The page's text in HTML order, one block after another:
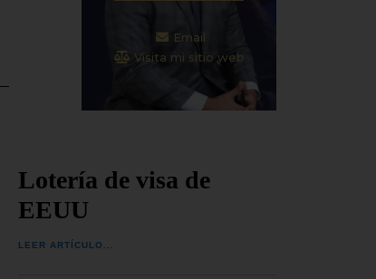
Email
Visita mi sitio web
Lotería de visa de
EEUU
LEER ARTÍCULO...